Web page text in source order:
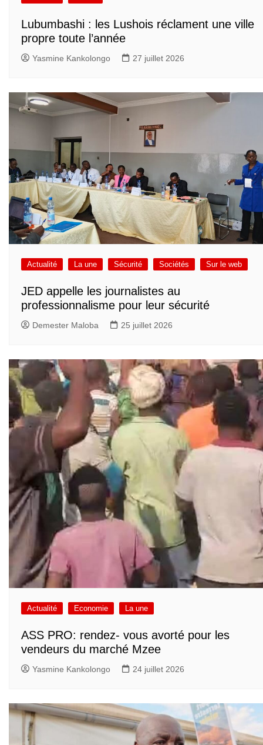
Lubumbashi : les Lushois réclament une ville
propre toute l’année
Yasmine Kankolongo 27 juillet 2026
Actualité La une Sécurité Sociétés Sur le web
JED appelle les journalistes au
professionnalisme pour leur sécurité
Demester Maloba 25 juillet 2026
Actualité Economie La une
ASS PRO: rendez- vous avorté pour les
vendeurs du marché Mzee
Yasmine Kankolongo 24 juillet 2026